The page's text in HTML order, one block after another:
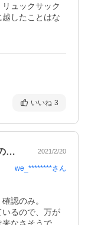
ュックサック
したことはな
いいね 3
届きました。いざという時のためなので、… 2021/2/20
we_********さん
認のみ。
るので、万が